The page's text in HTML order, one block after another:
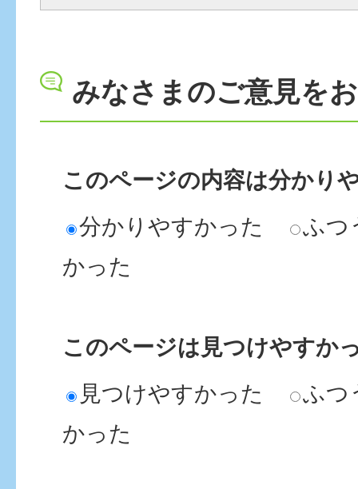
みなさまのご意見を
このページの内容は分かり
分かりやすかった
ふつ
かった
このページは見つけやすか
見つけやすかった
ふつ
かった